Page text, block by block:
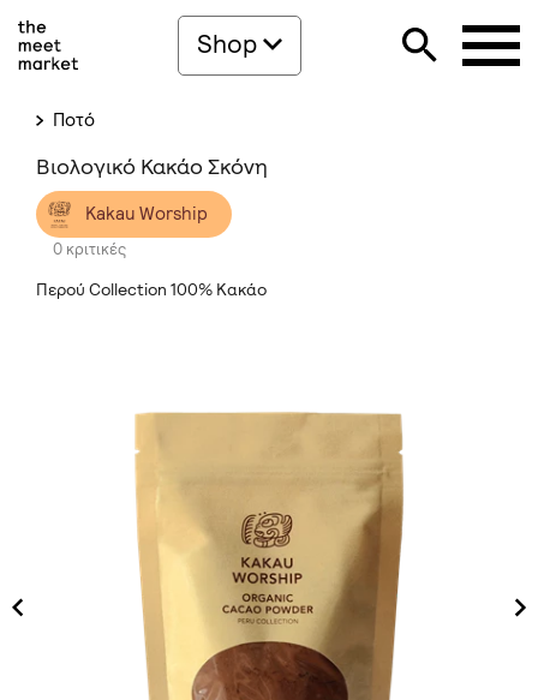
Shop
Ποτό
Βιολογικό Κακάο Σκόνη
Kakau Worship
0 κριτικές
Περού Collection 100% Κακάο